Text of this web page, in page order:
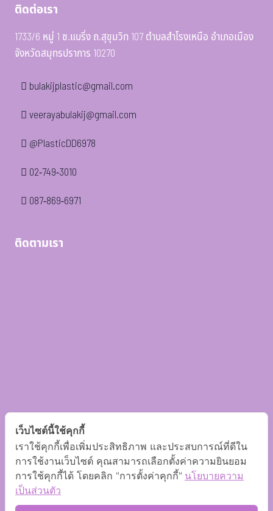
ติดต่อเรา
1733/6 หมู่ 1 ซ.แบริ่ง ถ.สุขุมวิท 107 ตำบลสำโรงเหนือ อำเภอเมือง
จังหวัดสมุทรปราการ 10270
bulakijplastic@gmail.com
veerayabulakij@gmail.com
@PlasticDD6978
02-749-3010
087-869-6971
ติดตามเรา
เว็บไซต์นี้ใช้คุกกี้
เราใช้คุกกี้เพื่อเพิ่มประสิทธิภาพ และประสบการณ์ที่ดีใน
การใช้งานเว็บไซต์ คุณสามารถเลือกตั้งค่าความยินยอม
การใช้คุกกี้ได้ โดยคลิก "การตั้งค่าคุกกี้" นโยบายความ
เป็นส่วนตัว